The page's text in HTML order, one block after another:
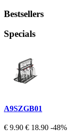
Bestsellers
Specials
A9SZGB01
€ 9.90 € 18.90 -48%